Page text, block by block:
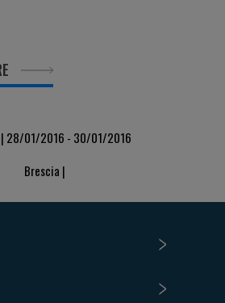
28/01/2016 - 30/01/2016
Brescia |